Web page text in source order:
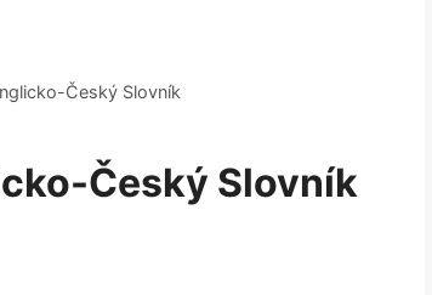
Český Slovník
Český Slovník